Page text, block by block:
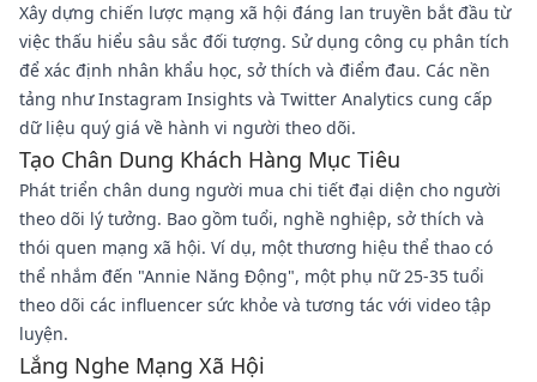
Xây dựng chiến lược mạng xã hội đáng lan truyền bắt đầu từ
việc thấu hiểu sâu sắc đối tượng. Sử dụng công cụ phân tích
để xác định nhân khẩu học, sở thích và điểm đau. Các nền
tảng như Instagram Insights và Twitter Analytics cung cấp
dữ liệu quý giá về hành vi người theo dõi.
Tạo Chân Dung Khách Hàng Mục Tiêu
Phát triển chân dung người mua chi tiết đại diện cho người
theo dõi lý tưởng. Bao gồm tuổi, nghề nghiệp, sở thích và
thói quen mạng xã hội. Ví dụ, một thương hiệu thể thao có
thể nhắm đến "Annie Năng Động", một phụ nữ 25-35 tuổi
theo dõi các influencer sức khỏe và tương tác với video tập
luyện.
Lắng Nghe Mạng Xã Hội